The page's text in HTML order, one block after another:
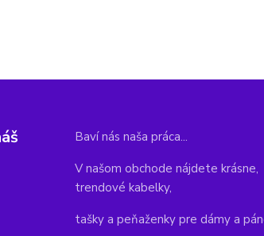
Baví nás naša práca...
V našom obchode nájdete krásne,
trendové kabelky,
tašky a peňaženky pre dámy a